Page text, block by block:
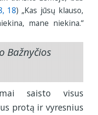
18) „Kas jūsų klauso,
mane niekina.“
Bažnyčios
saisto visus
protą ir vyresnius